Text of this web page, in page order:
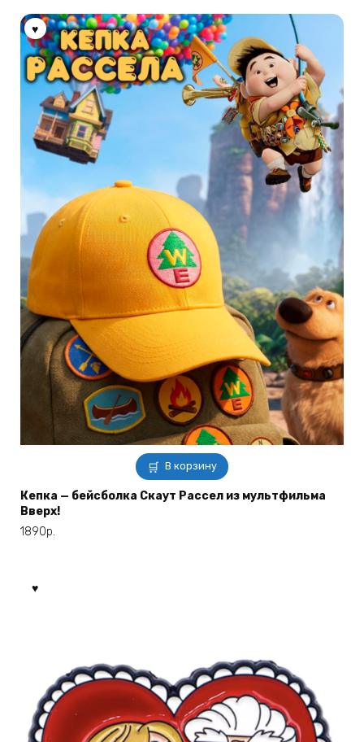
В корзину
Кепка — бейсболка Скаут Рассел из мультфильма
Вверх!
1890р.